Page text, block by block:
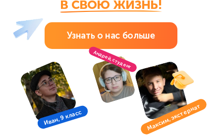
Узнать о нас больше
Иван, 9 класс
Андрей, студент
Подробнее
Максим, экстернат